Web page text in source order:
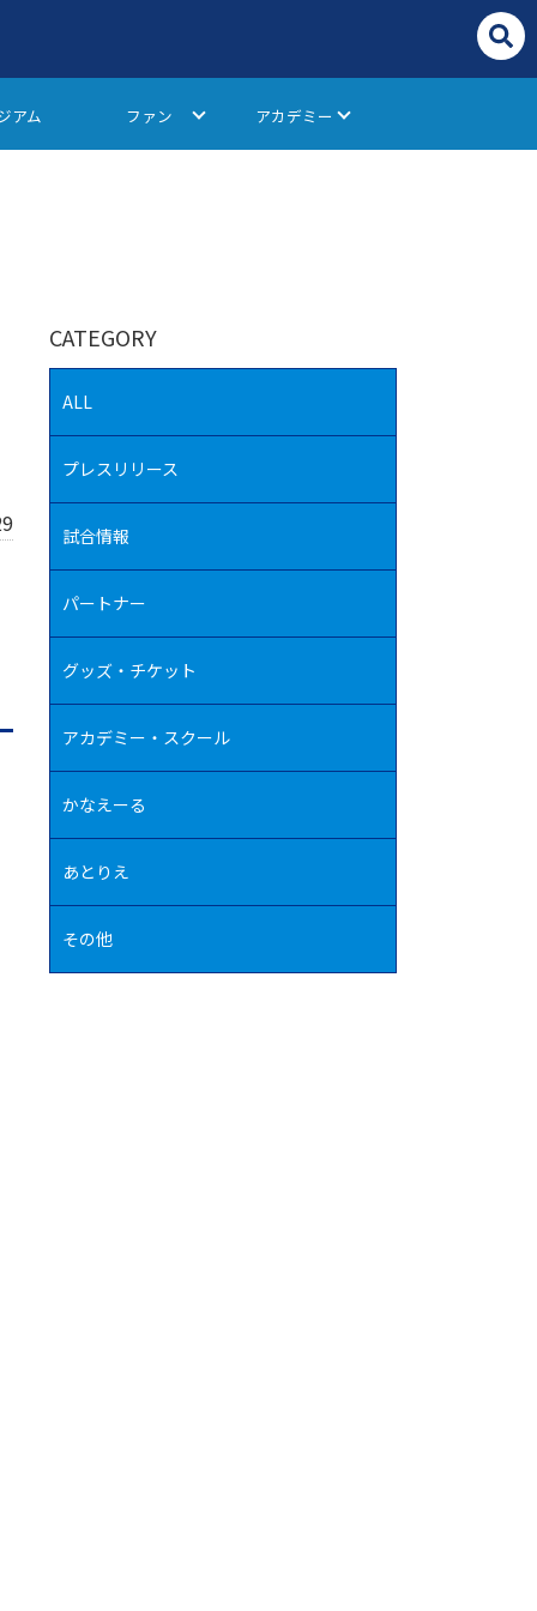
アム ファン アカデミー
CATEGORY
ALL
プレスリリース
試合情報
パートナー
グッズ・チケット
アカデミー・スクール
かなえーる
あとりえ
その他